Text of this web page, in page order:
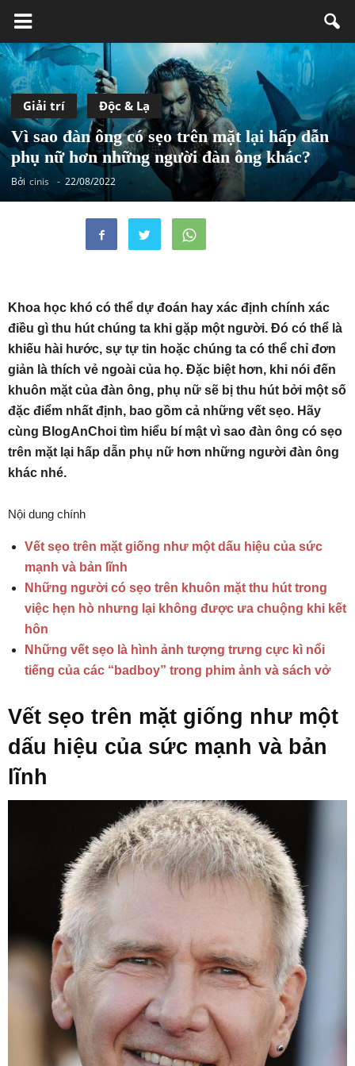
Giải trí Độc & Lạ
Vì sao đàn ông có sẹo trên mặt lại hấp dẫn
phụ nữ hơn những người đàn ông khác?
Bởi cinis - 22/08/2022
Khoa học khó có thể dự đoán hay xác định chính xác
điều gì thu hút chúng ta khi gặp một người. Đó có thể là
khiếu hài hước, sự tự tin hoặc chúng ta có thể chỉ đơn
giản là thích vẻ ngoài của họ. Đặc biệt hơn, khi nói đến
khuôn mặt của đàn ông, phụ nữ sẽ bị thu hút bởi một số
đặc điểm nhất định, bao gồm cả những vết sẹo. Hãy
cùng BlogAnChoi tìm hiểu bí mật vì sao đàn ông có sẹo
trên mặt lại hấp dẫn phụ nữ hơn những người đàn ông
khác nhé.
Nội dung chính
Vết sẹo trên mặt giống như một dấu hiệu của sức
mạnh và bản lĩnh
Những người có sẹo trên khuôn mặt thu hút trong
việc hẹn hò nhưng lại không được ưa chuộng khi kết
hôn
Những vết sẹo là hình ảnh tượng trưng cực kì nổi
tiếng của các “badboy” trong phim ảnh và sách vở
Vết sẹo trên mặt giống như một
dấu hiệu của sức mạnh và bản
lĩnh